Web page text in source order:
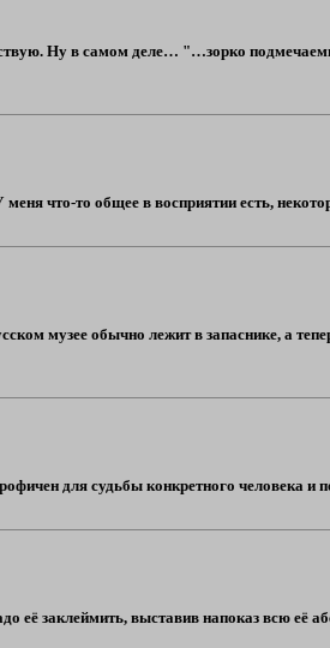
Ну в самом деле… "…зорко
что-то общее в восприятии есть,
музее обычно лежит в запаснике, а
для судьбы конкретного человека и
её заклеймить, выставив напоказ всю её